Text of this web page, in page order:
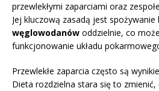
przewlekłymi zaparciami oraz
Jej kluczową zasadą jest spożywanie
węglowodanów oddzielnie, co
funkcjonowanie układu
Przewlekłe zaparcia często są
Dieta rozdzielna stara się to